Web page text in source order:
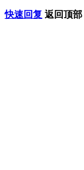
快速回复 返回顶部